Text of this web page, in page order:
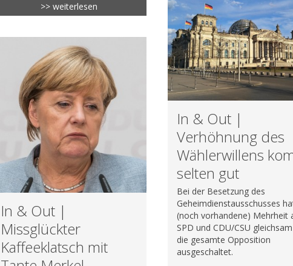
>> weiterlesen
In & Out |
Missglückter
Kaffeeklatsch mit
In & Out |
Verhöhnung des
Wählerwillens
selten gut
Bei der Besetzung des
Geheimdienstausschusses
(noch vorhandene) Mehrheit
SPD und CDU/CSU
die gesamte Opposition
ausgeschaltet.